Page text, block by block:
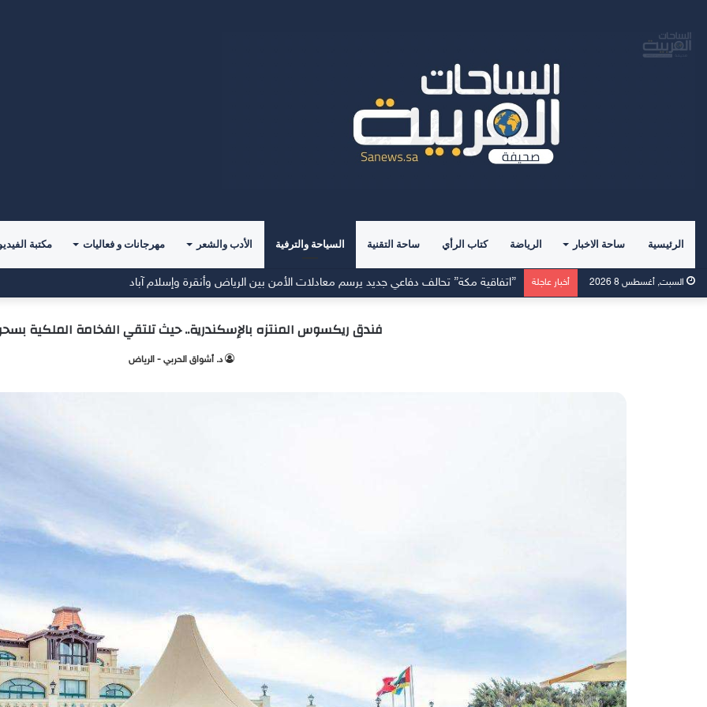
الرئيسية ساحة الاخبار الرياضة كتاب الرأي ساحة التقنية السياحة والترفية الأدب والشعر مهرجانات و فعاليات مكتبة
السبت, أغسطس 8 2026 أخبار عاجلة القادسية يفوز على الرفاع الشرقي بسداسية في آخر مبارياته الودية قُبيل انطلاق الدوري
فندق ريكسوس المنتزه بالإسكندرية.. حيث تلتقي الفخامة الملكية بسحر
د. أشواق الحربي - الرياض